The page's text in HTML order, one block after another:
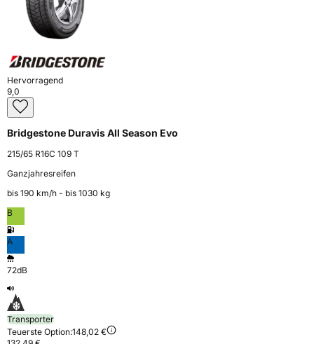
Hervorragend
9,0
Bridgestone Duravis All Season Evo
215/65 R16C 109 T
Ganzjahresreifen
bis 190 km⁠/⁠h - bis 1030 kg
B
A
72dB
Transporter
Teuerste Option:148,02 €